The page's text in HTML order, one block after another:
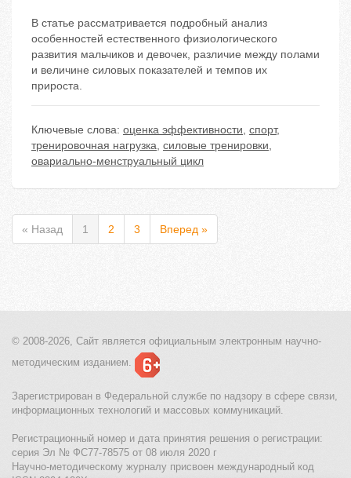
В статье рассматривается подробный анализ
особенностей естественного физиологического
развития мальчиков и девочек, различие между полами
и величине силовых показателей и темпов их
прироста.
Ключевые слова: оценка эффективности, спорт,
тренировочная нагрузка, силовые тренировки,
овариально-менструальный цикл
« Назад 1 2 3 Вперед »
© 2008-2026, Сайт является официальным электронным научно-
методическим изданием.
Зарегистрирован в Федеральной службе по надзору в сфере связи,
информационных технологий и массовых коммуникаций.
Регистрационный номер и дата принятия решения о регистрации:
серия Эл № ФС77-78575 от 08 июля 2020 г
Научно-методическому журналу присвоен международный код